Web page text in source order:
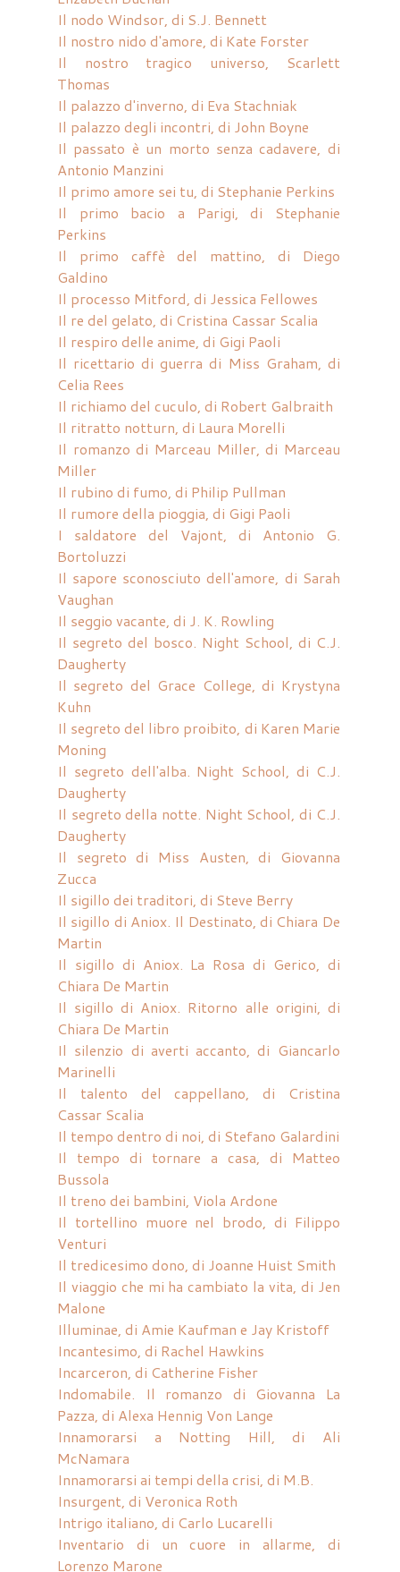
Il nodo Windsor, di S.J. Bennett
Il nostro nido d'amore, di Kate Forster
Il nostro tragico universo, Scarlett
Thomas
Il palazzo d'inverno, di Eva Stachniak
Il palazzo degli incontri, di John Boyne
Il passato è un morto senza cadavere, di
Antonio Manzini
Il primo amore sei tu, di Stephanie Perkins
Il primo bacio a Parigi, di Stephanie
Perkins
Il primo caffè del mattino, di Diego
Galdino
Il processo Mitford, di Jessica Fellowes
Il re del gelato, di Cristina Cassar Scalia
Il respiro delle anime, di Gigi Paoli
Il ricettario di guerra di Miss Graham, di
Celia Rees
Il richiamo del cuculo, di Robert Galbraith
Il ritratto notturn, di Laura Morelli
Il romanzo di Marceau Miller, di Marceau
Miller
Il rubino di fumo, di Philip Pullman
Il rumore della pioggia, di Gigi Paoli
I saldatore del Vajont, di Antonio G.
Bortoluzzi
Il sapore sconosciuto dell'amore, di Sarah
Vaughan
Il seggio vacante, di J. K. Rowling
Il segreto del bosco. Night School, di C.J.
Daugherty
Il segreto del Grace College, di Krystyna
Kuhn
Il segreto del libro proibito, di Karen Marie
Moning
Il segreto dell'alba. Night School, di C.J.
Daugherty
Il segreto della notte. Night School, di C.J.
Daugherty
Il segreto di Miss Austen, di Giovanna
Zucca
Il sigillo dei traditori, di Steve Berry
Il sigillo di Aniox. Il Destinato, di Chiara De
Martin
Il sigillo di Aniox. La Rosa di Gerico, di
Chiara De Martin
Il sigillo di Aniox. Ritorno alle origini, di
Chiara De Martin
Il silenzio di averti accanto, di Giancarlo
Marinelli
Il talento del cappellano, di Cristina
Cassar Scalia
Il tempo dentro di noi, di Stefano Galardini
Il tempo di tornare a casa, di Matteo
Bussola
Il treno dei bambini, Viola Ardone
Il tortellino muore nel brodo, di Filippo
Venturi
Il tredicesimo dono, di Joanne Huist Smith
Il viaggio che mi ha cambiato la vita, di Jen
Malone
Illuminae, di Amie Kaufman e Jay Kristoff
Incantesimo, di Rachel Hawkins
Incarceron, di Catherine Fisher
Indomabile. Il romanzo di Giovanna La
Pazza, di Alexa Hennig Von Lange
Innamorarsi a Notting Hill, di Ali
McNamara
Innamorarsi ai tempi della crisi, di M.B.
Insurgent, di Veronica Roth
Intrigo italiano, di Carlo Lucarelli
Inventario di un cuore in allarme, di
Lorenzo Marone